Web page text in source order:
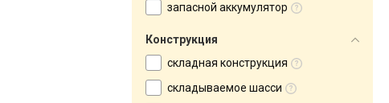
запасной аккумулятор
Конструкция
складная конструкция
складываемое шасси